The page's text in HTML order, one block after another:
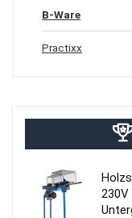
B-Ware
Practixx
230V